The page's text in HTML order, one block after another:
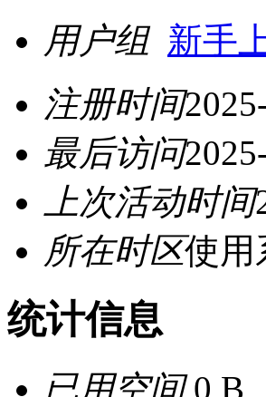
用户组 新手
注册时间
最后访问
上次活动时间
所在时区使用
统计信息
已用空间0 B